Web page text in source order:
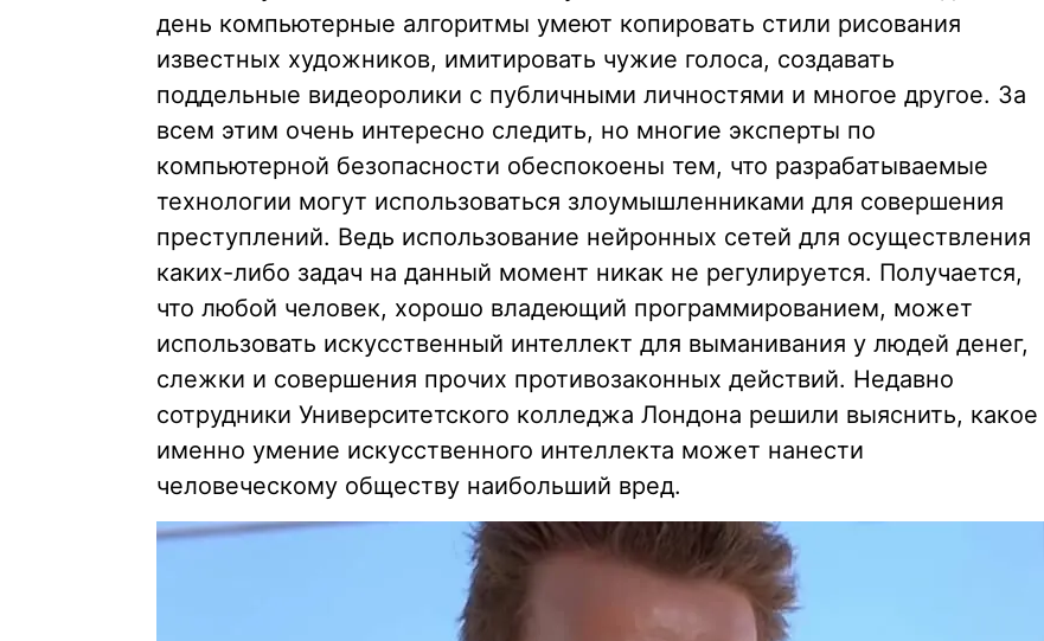
день компьютерные алгоритмы умеют копировать стили рисования
известных художников, имитировать чужие голоса, создавать
поддельные видеоролики с публичными личностями и многое другое. За
всем этим очень интересно следить, но многие эксперты по
компьютерной безопасности обеспокоены тем, что разрабатываемые
технологии могут использоваться злоумышленниками для совершения
преступлений. Ведь использование нейронных сетей для осуществления
каких-либо задач на данный момент никак не регулируется. Получается,
что любой человек, хорошо владеющий программированием, может
использовать искусственный интеллект для выманивания у людей денег,
слежки и совершения прочих противозаконных действий. Недавно
сотрудники Университетского колледжа Лондона решили выяснить, какое
именно умение искусственного интеллекта может нанести
человеческому обществу наибольший вред.